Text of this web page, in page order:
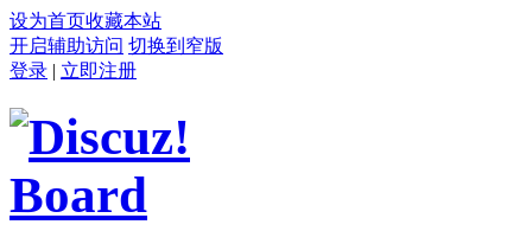
设为首页收藏本站
开启辅助访问 切换到窄版
登录 | 立即注册